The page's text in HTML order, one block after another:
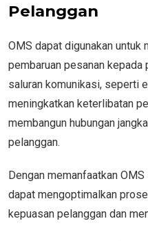
Pelanggan
OMS dapat digunakan
pembaruan pesanan
saluran komunikasi, seperti
meningkatkan keterlibatan
membangun hubungan
pelanggan.
Dengan memanfaatkan
dapat mengoptimalkan
kepuasan pelanggan dan